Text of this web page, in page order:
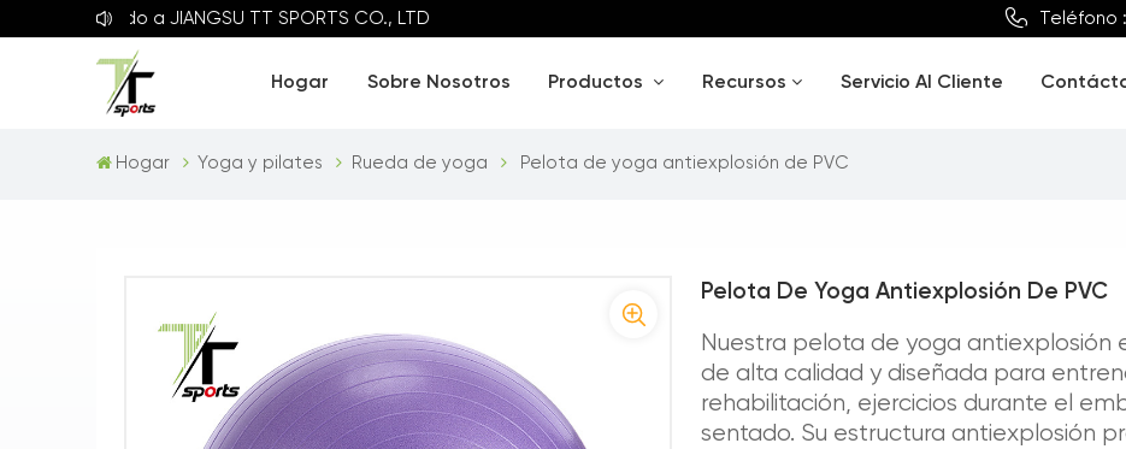
JIANGSU TT SPORTS CO., LTD Teléfono :
Hogar Sobre Nosotros Productos Recursos Servicio Al Cliente
Hogar Yoga y pilates Rueda de yoga Pelota de yoga antiexplosión de PVC
Pelota De Yoga Antiexplosión De PVC
Nuestra pelota de yoga antiexplosión
de alta calidad y diseñada para
rehabilitación, ejercicios durante el
sentado. Su estructura antiexplosión